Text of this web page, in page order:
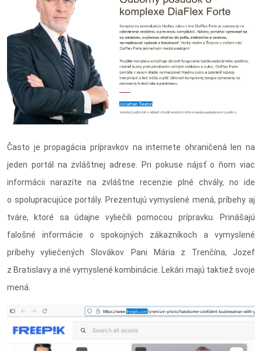
Často je propagácia prípravkov na internete ohraničená len na
jeden portál na zvláštnej adrese. Pri pokuse nájsť o ňom viac
informácii narazíte na zvláštne recenzie plné chvály, no ide
o spolupracujúce portály. Prezentujú vymyslené mená, príbehy aj
tváre, ktoré sa údajne vyliečili pomocou prípravku. Prinášajú
falošné informácie o spokojných zákazníkoch a vymyslené
príbehy vyliečených Slovákov. Pani Mária z Trenčína, Jozef
z Bratislavy a iné vymyslené kombinácie. Lekári majú taktiež svoje
mená.